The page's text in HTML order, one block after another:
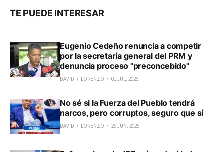
TE PUEDE INTERESAR
Eugenio Cedeño renuncia a competir
por la secretaría general del PRM y
denuncia proceso "preconcebido"
DAVID R. LORENZO 01 JUL. 2026
No sé si la Fuerza del Pueblo tendrá
narcos, pero corruptos, seguro que sí
DAVID R. LORENZO 29 JUN. 2026